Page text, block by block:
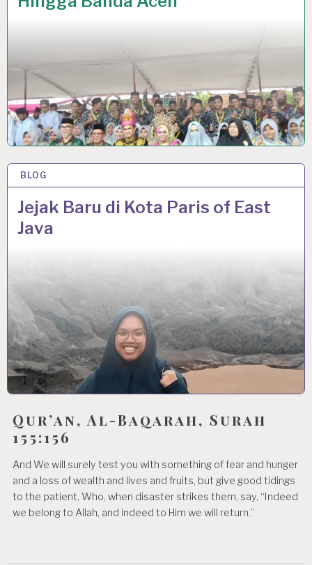
BLOG
Jejak Baru di Kota Paris of East
Java
2 JUL 2020
Qur’an, Al-Baqarah, Surah
155:156
And We will surely test you with something of fear and hunger
and a loss of wealth and lives and fruits, but give good tidings
to the patient, Who, when disaster strikes them, say, “Indeed
we belong to Allah, and indeed to Him we will return.”